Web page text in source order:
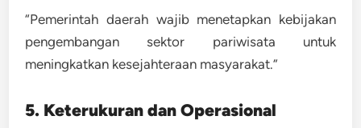
“Pemerintah daerah wajib menetapkan kebijakan
pengembangan sektor pariwisata untuk
meningkatkan kesejahteraan masyarakat.”
5. Keterukuran dan Operasional